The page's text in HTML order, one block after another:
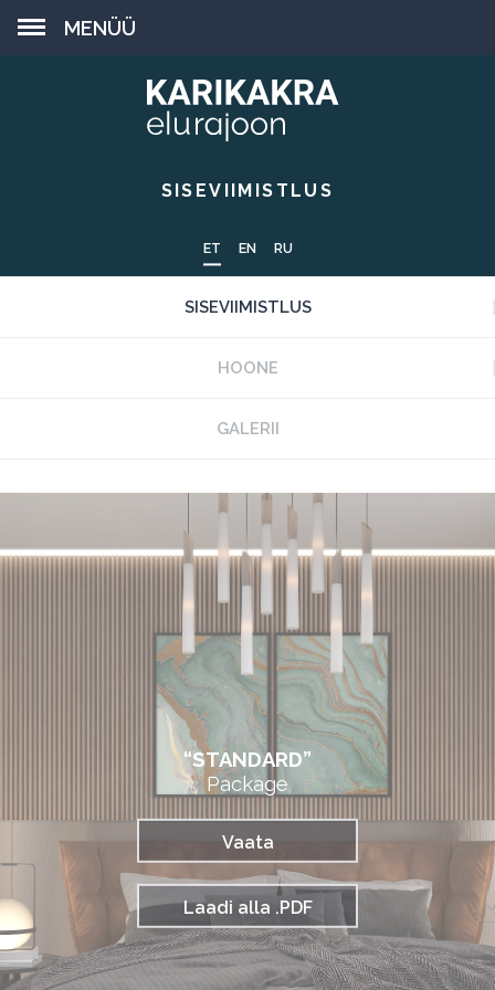
MENÜÜ
SISEVIIMISTLUS
ET EN RU
SISEVIIMISTLUS
HOONE
GALERII
“STANDARD”
Package
Vaata
Laadi alla .PDF